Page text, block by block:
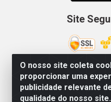
O nosso site coleta
proporcionar uma
publicidade relevante
qualidade do nosso site.
Site